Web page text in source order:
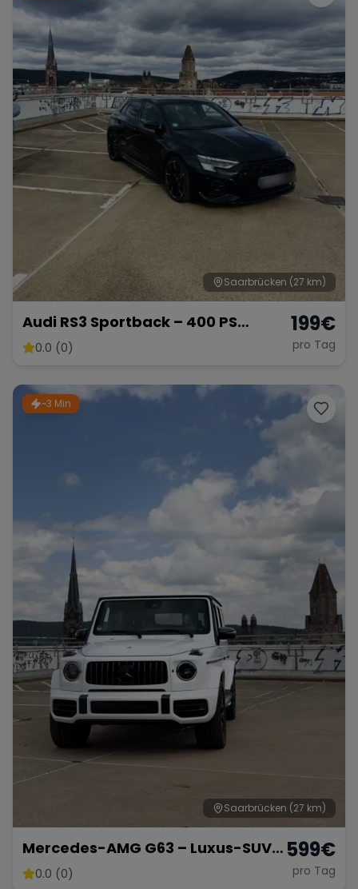
Saarbrücken (27 km)
Audi RS3 Sportback – 400 PS
Kompaktsportler
0.0 (0)
199€
pro Tag
~3 Min
Saarbrücken (27 km)
Mercedes-AMG G63 – Luxus-SUV
in Weiß Matt
0.0 (0)
599€
pro Tag